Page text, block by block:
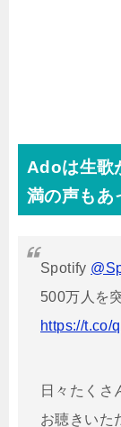
Adoは生歌
満の声もあ
Spotify
500万人を
https://t.co/
日々たくさ
お聴きいた